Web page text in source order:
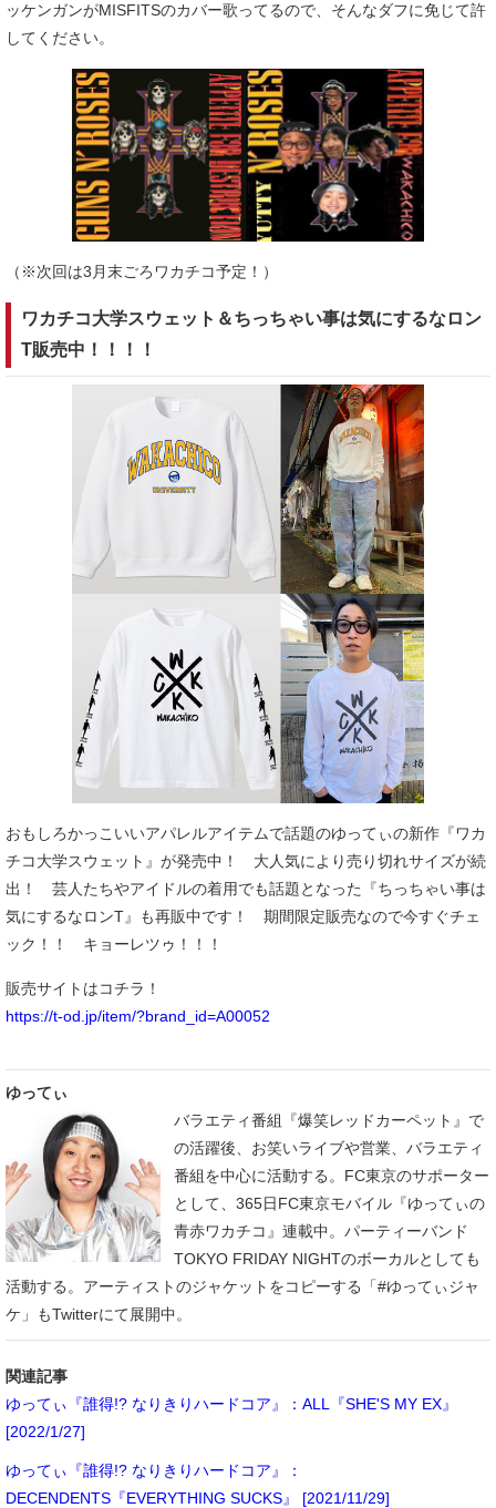
ッケンガンがMISFITSのカバー歌ってるので、そんなダフに免じて許
してください。
（※次回は3月末ごろワカチコ予定！）
ワカチコ大学スウェット＆ちっちゃい事は気にするなロン
T販売中！！！！
おもしろかっこいいアパレルアイテムで話題のゆってぃの新作『ワカ
チコ大学スウェット』が発売中！ 大人気により売り切れサイズが続
出！ 芸人たちやアイドルの着用でも話題となった『ちっちゃい事は
気にするなロンT』も再販中です！ 期間限定販売なので今すぐチェ
ック！！ キョーレツゥ！！！
販売サイトはコチラ！
https://t-od.jp/item/?brand_id=A00052
ゆってぃ
バラエティ番組『爆笑レッドカーペット』で
の活躍後、お笑いライブや営業、バラエティ
番組を中心に活動する。FC東京のサポーター
として、365日FC東京モバイル『ゆってぃの
青赤ワカチコ』連載中。パーティーバンド
TOKYO FRIDAY NIGHTのボーカルとしても
活動する。アーティストのジャケットをコピーする「#ゆってぃジャ
ケ」もTwitterにて展開中。
関連記事
ゆってぃ『誰得!? なりきりハードコア』：ALL『SHE'S MY EX』
[2022/1/27]
ゆってぃ『誰得!? なりきりハードコア』：
DECENDENTS『EVERYTHING SUCKS』 [2021/11/29]